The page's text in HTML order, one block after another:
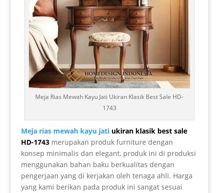
Meja Rias Mewah Kayu Jati Ukiran Klasik Best Sale HD-
1743
Meja rias mewah kayu jatiukiran klasik best sale
HD-1743merupakan produk furniture dengan
konsep minimalis dan elegant, produk ini di produksi
menggunakan bahan baku berkualitas dengan
pengerjaan yang di kerjakan oleh tenaga ahli. Harga
yang kami berikan pada produk ini sangat sesuai